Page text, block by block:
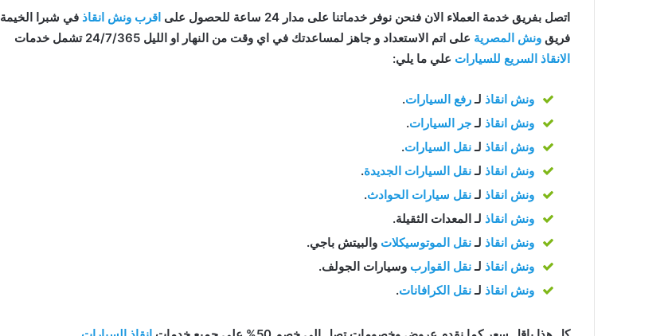
اتصل بفريق خدمة العملاء الان فنحن نوفر خدماتنا على مدار 24 ساعة للحصول على اقرب ونش انقاذ في شبرا الخيمة
فريق ونش المصرية على اتم الاستعداد و جاهز لمساعدتك في اي وقت من النهار او الليل 24/7/365 تشمل خدمات
الانقاذ السريع للسيارات علي ما يلي:
ونش انقاذ لـرفع السيارات.
ونش انقاذ لـجر السيارات.
ونش انقاذ لـنقل السيارات.
ونش انقاذ لـنقل السيارات الجديدة.
ونش انقاذ لـنقل سيارات الحوادث.
ونش انقاذ لـ المعدات الثقيلة.
ونش انقاذ لـنقل الموتوسيكلات والبيتش باجي.
ونش انقاذ لـنقل القوارب وسيارات الجولف.
ونش انقاذ لـنقل الكرافانات.